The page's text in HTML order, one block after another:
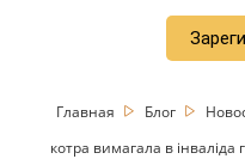
Главная Блог
котра вимагала в інваліда